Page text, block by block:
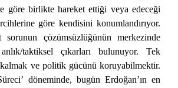
göre birlikte hareket ettiği veya edeceği
göre kendisini konumlandırıyor.
çözümsüzlüğünün merkezinde
taktiksel çıkarları bulunuyor. Tek
ve politik gücünü koruyabilmektir.
döneminde, bugün Erdoğan’ın en